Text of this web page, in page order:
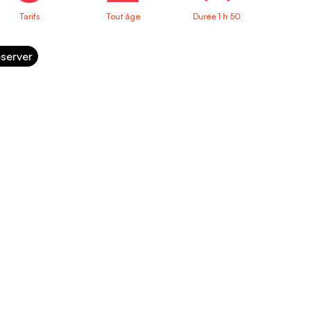
Tarifs Tout âge Durée 1 h 50